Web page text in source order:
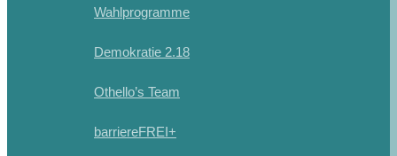
Wahlprogramme
Demokratie 2.18
Othello’s Team
barriereFREI+